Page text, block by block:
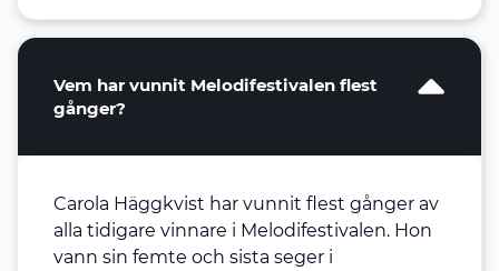
Vem har vunnit Melodifestivalen flest
gånger?
Carola Häggkvist har vunnit flest gånger av
alla tidigare vinnare i Melodifestivalen. Hon
vann sin femte och sista seger i